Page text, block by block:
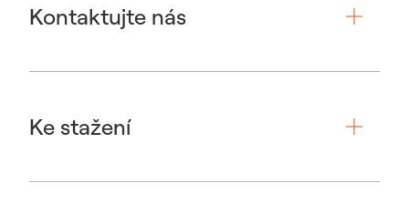
Kontaktujte nás
Ke stažení